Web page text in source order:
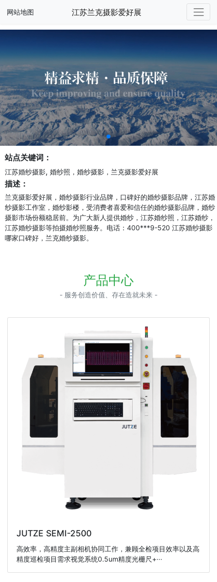
网站地图 江苏兰克摄影爱好展
站点关键词：
江苏婚纱摄影, 婚纱照，婚纱摄影，兰克摄影爱好展
描述：
兰克摄影爱好展，婚纱摄影行业品牌，口碑好的婚纱摄影品牌，江苏婚
纱摄影工作室，婚纱影楼，受消费者喜爱和信任的婚纱摄影品牌，婚纱
摄影市场份额稳居前。为广大新人提供婚纱，江苏婚纱照，江苏婚纱，
江苏婚纱摄影等拍摄婚纱照服务。电话：400***9-520 江苏婚纱摄影
哪家口碑好，兰克婚纱摄影。
产品中心
- 服务创造价值、存在造就未来 -
JUTZE SEMI-2500
高效率，高精度主副相机协同工作，兼顾全检项目效率以及高
精度巡检项目需求视觉系统0.5um精度光栅尺+···